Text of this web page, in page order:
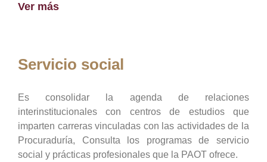
Ver más
Servicio social
Es consolidar la agenda de relaciones
interinstitucionales con centros de estudios que
imparten carreras vinculadas con las actividades de la
Procuraduría, Consulta los programas de servicio
social y prácticas profesionales que la PAOT ofrece.